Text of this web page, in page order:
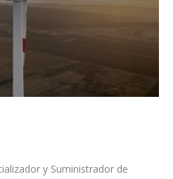
y Suministrador de